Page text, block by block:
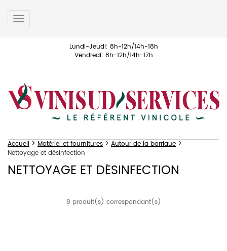
Toggle
navigation
Lundi-Jeudi: 8h-12h/14h-18h
Vendredi: 8h-12h/14h-17h
Accueil > Matériel et fournitures > Autour de la barrique >
Nettoyage et désinfection
NETTOYAGE ET DÉSINFECTION
8 produit(s) correspondant(s)